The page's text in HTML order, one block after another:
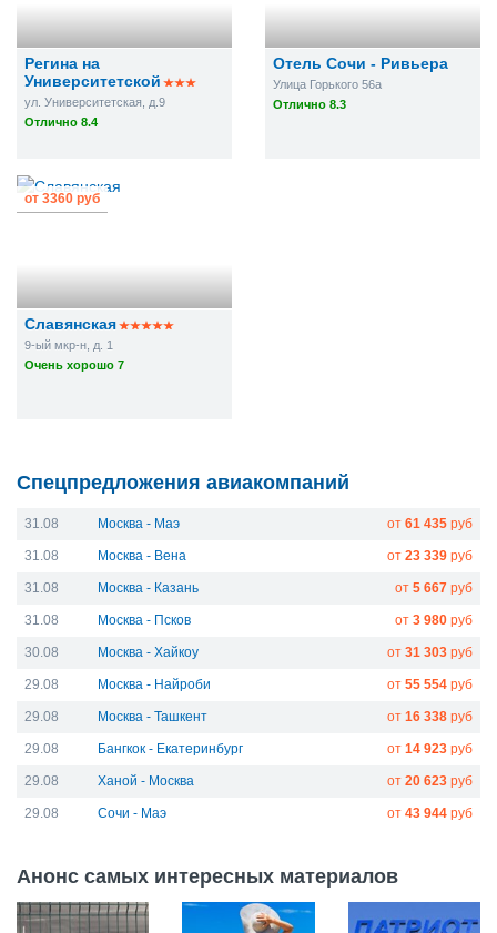
Регина на
Университетской
ул. Университетская, д.9
Отлично 8.4
Отель Сочи - Ривьера
Улица Горького 56а
Отлично 8.3
Славянская
9-ый мкр-н, д. 1
Очень хорошо 7
от 3360 руб
Спецпредложения авиакомпаний
31.08 Москва - Маэ от 61 435 руб
31.08 Москва - Вена от 23 339 руб
31.08 Москва - Казань от 5 667 руб
31.08 Москва - Псков от 3 980 руб
30.08 Москва - Хайкоу от 31 303 руб
29.08 Москва - Найроби от 55 554 руб
29.08 Москва - Ташкент от 16 338 руб
29.08 Бангкок - Екатеринбург от 14 923 руб
29.08 Ханой - Москва от 20 623 руб
29.08 Сочи - Маэ от 43 944 руб
Анонс самых интересных материалов